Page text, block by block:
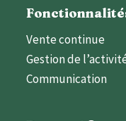
Vente continue
Gestion de
Communication